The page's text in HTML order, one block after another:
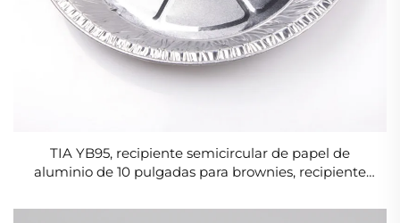
TIA YB95, recipiente semicircular de papel de
aluminio de 10 pulgadas para brownies, recipiente